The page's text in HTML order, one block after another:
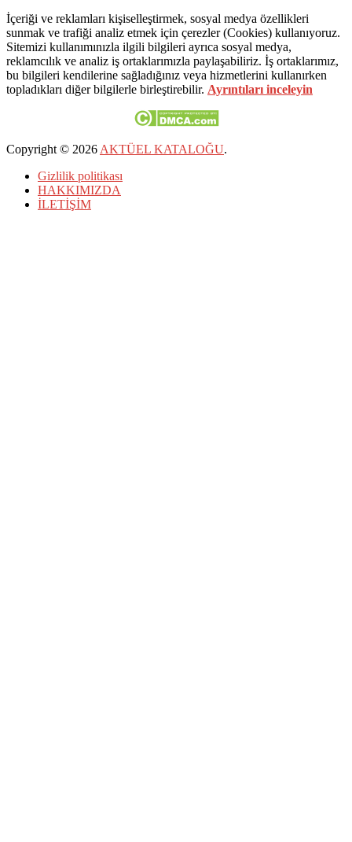
İçeriği ve reklamları kişiselleştirmek, sosyal medya özellikleri
sunmak ve trafiği analiz etmek için çerezler (Cookies) kullanıyoruz.
Sitemizi kullanımınızla ilgili bilgileri ayrıca sosyal medya,
reklamcılık ve analiz iş ortaklarımızla paylaşabiliriz. İş ortaklarımız,
bu bilgileri kendilerine sağladığınız veya hizmetlerini kullanırken
topladıkları diğer bilgilerle birleştirebilir. Ayrıntıları inceleyin
Copyright © 2026 AKTÜEL KATALOĞU.
Gizlilik politikası
HAKKIMIZDA
İLETİŞİM